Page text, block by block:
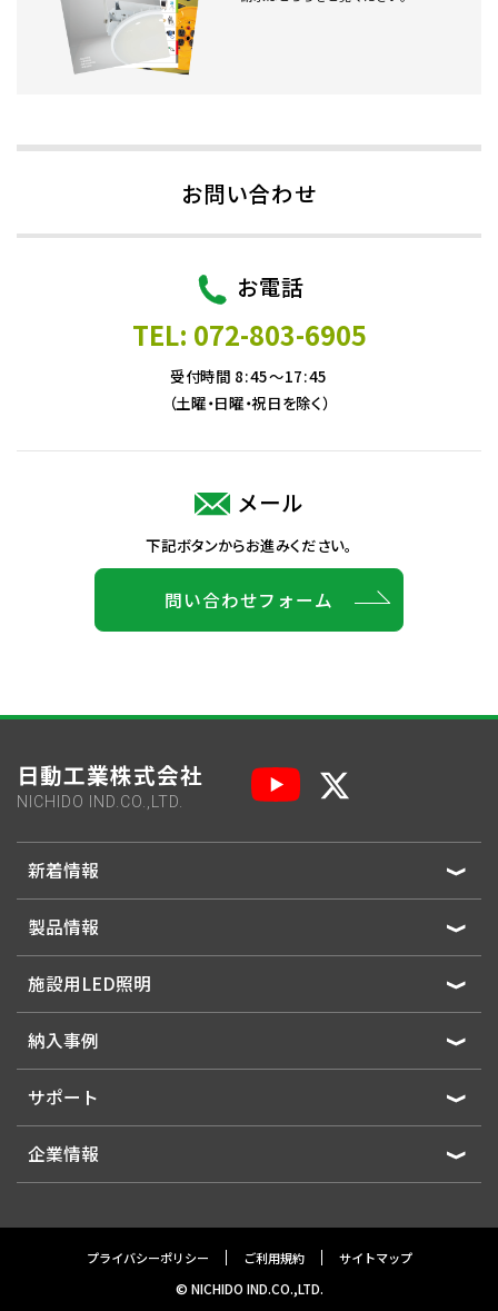
お問い合わせ
お電話
TEL: 072-803-6905
受付時間 8:45～17:45
（土曜・日曜・祝日を除く）
メール
下記ボタンからお進みください。
問い合わせフォーム
日動工業株式会社
NICHIDO IND.CO.,LTD.
新着情報
製品情報
施設用LED照明
納入事例
サポート
企業情報
プライバシーポリシー ご利用規約 サイトマップ
© NICHIDO IND.CO.,LTD.